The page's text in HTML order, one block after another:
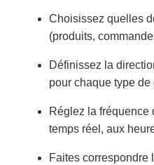
Choisissez quelles
(produits,
Définissez la
pour chaque type de
Réglez la fréquence
temps réel, aux
Faites correspondre